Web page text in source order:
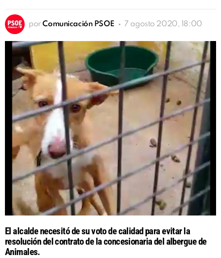
por Comunicación PSOE 7 agosto 2020, 18:00
El alcalde necesitó de su voto de calidad para evitar la
resolución del contrato de la concesionaria del albergue de
Animales.